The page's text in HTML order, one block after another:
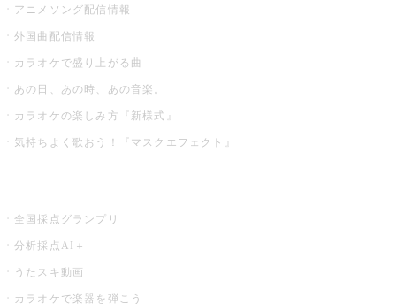
アニメソング配信情報
外国曲配信情報
カラオケで盛り上がる曲
あの日、あの時、あの音楽。
カラオケの楽しみ方『新様式』
気持ちよく歌おう！『マスクエフェクト』
全国採点グランプリ
分析採点AI＋
うたスキ動画
カラオケで楽器を弾こう